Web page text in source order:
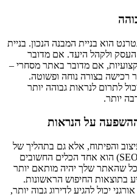
הוא בניית המבנה הנכון. בניית
ולקהל היעד. אם מדובר
אם מדובר באתר מסחרי –
רכישה בצורה נוחה ופשוטה.
לתרום לנראות גבוהה יותר
יותר.
והפיתוח, אלא גם בתהליך של
קידום אורגני. קידום אתרים אורגני (SEO) הוא אחד הכלים החשובים
שהאתר שלך יהיה מותאם יותר
בתוצאות החיפוש הראשונות.
יכול להגיע לדירוג גבוה יותר,